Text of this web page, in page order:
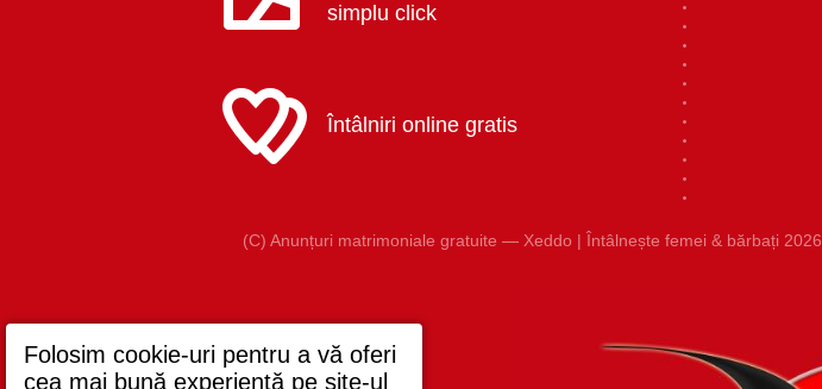
simplu click
Întâlniri online gratis
(C) Anunțuri matrimoniale gratuite — Xeddo | Întâlnește femei & bărbați 2026
Folosim cookie-uri pentru a vă oferi
cea mai bună experiență pe site-ul